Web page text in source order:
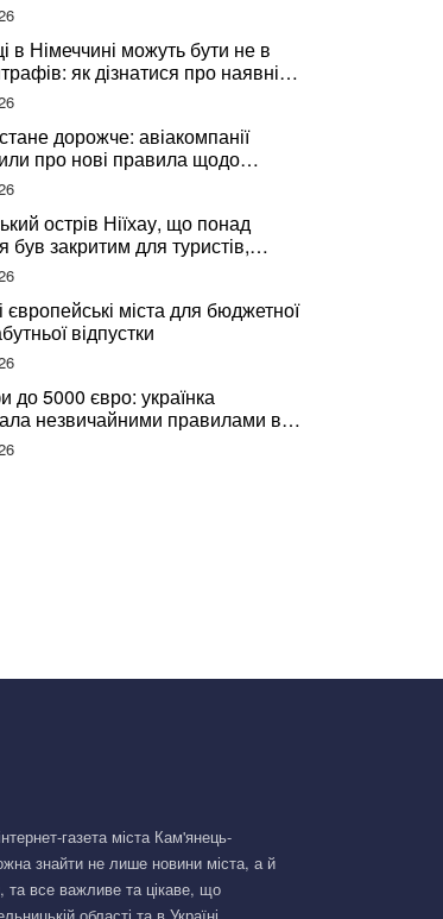
в Німеччині можуть бути не в
як дізнатися про наявні
дорожче: авіакомпанії
про нові правила щодо
острів Ніїхау, що понад
був закритим для туристів,
приймати перших відвідувачів
європейські міста для бюджетної
відпустки
до 5000 євро: українка
незвичайними правилами в
та поділилася правдою
газета міста Кам'янець-
знайти не лише новини міста, а й
та все важливе та цікаве, що